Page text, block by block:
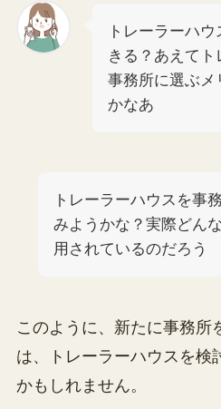
トレーラーハ
きる？あえて
事務所に選ぶメ
かなあ
トレーラーハウスを事
みようかな？実際どん
用されているのだろう
このように、新たに事務所
は、トレーラーハウスを検
かもしれません。